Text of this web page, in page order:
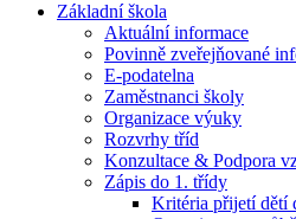
Základní škola
Aktuální informace
Povinně zveřejňované
E-podatelna
Zaměstnanci školy
Organizace výuky
Rozvrhy tříd
Konzultace & Podpora
Zápis do 1. třídy
Kritéria přijetí dětí